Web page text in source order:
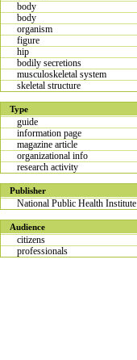
body
body
organism
figure
hip
bodily secretions
musculoskeletal system
skeletal structure
Type
guide
information page
magazine article
organizational info
research activity
Publisher
National Public Health Institute
Audience
citizens
professionals